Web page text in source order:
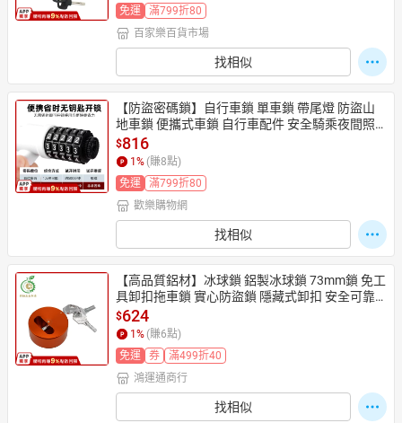
免運
滿799折80
百家樂百貨市場
找相似
【防盜密碼鎖】自行車鎖 單車鎖 帶尾燈 防盜山
地車鎖 便攜式車鎖 自行車配件 安全騎乘夜間照
明
$816
1 % (賺8點)
免運
滿799折80
歡樂購物網
找相似
【高品質鋁材】冰球鎖 鋁製冰球鎖 73mm鎖 免工
具卸扣拖車鎖 實心防盜鎖 隱藏式卸扣 安全可靠
實用方便
$624
1 % (賺6點)
免運
券
滿499折40
鴻運通商行
找相似